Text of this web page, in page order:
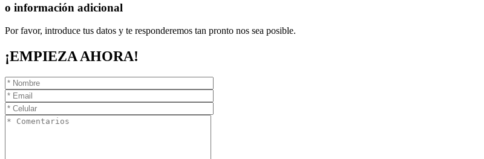
o información adicional
Por favor, introduce tus datos y te responderemos tan pronto nos sea posible.
¡EMPIEZA AHORA!